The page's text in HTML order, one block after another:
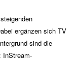
ergänzen sich TV
sind die
InStream-